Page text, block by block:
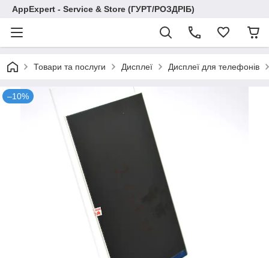
AppExpert - Service & Store (ГУРТ/РОЗДРІБ)
Товари та послуги Дисплеї Дисплеї для телефонів
–10%